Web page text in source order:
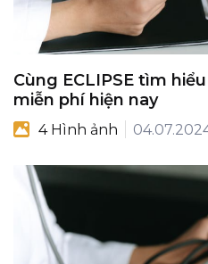
Cùng ECLIPSE tìm
miễn phí hiện nay
4 Hình ảnh